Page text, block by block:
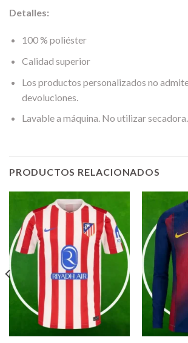
Detalles:
100 % poliéster
Calidad superior
Los productos personalizados no
devoluciones.
Lavable a máquina. No utilizar secadora.
PRODUCTOS RELACIONADOS